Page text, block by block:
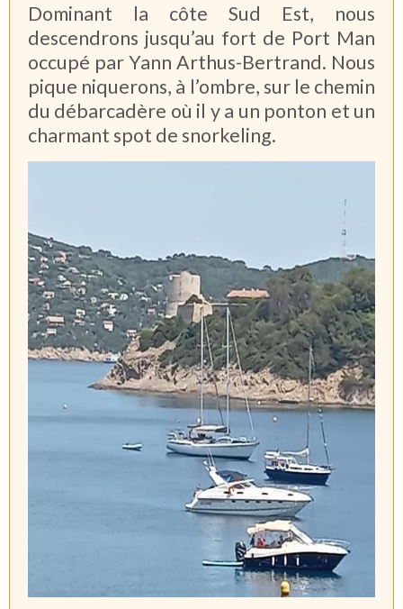
Dominant la côte Sud Est, nous
descendrons jusqu’au fort de Port Man
occupé par Yann Arthus-Bertrand. Nous
pique niquerons, à l’ombre, sur le chemin
du débarcadère où il y a un ponton et un
charmant spot de snorkeling.